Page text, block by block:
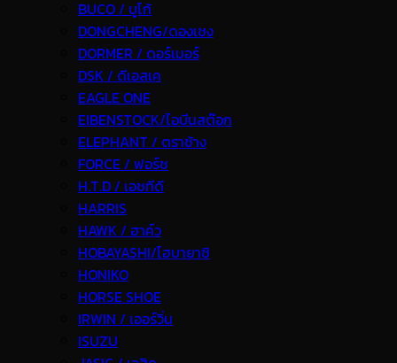
BUCO / บูโก้
DONGCHENG/ดองเชง
DORMER / ดอร์เมอร์
DSK / ดีเอสเค
EAGLE ONE
EIBENSTOCK/ไอบีนสต๊อก
ELEPHANT / ตราช้าง
FORCE / ฟอร์ช
H.T.D / เอชทีดี
HARRIS
HAWK / ฮาค์ว
HOBAYASHI/โฮบายาชิ
HONIKO
HORSE SHOE
IRWIN / เออร์วิ่น
ISUZU